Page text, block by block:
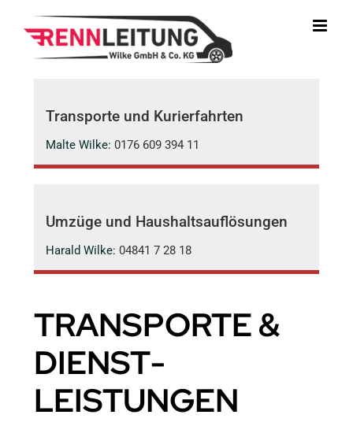
Inhalt
springen
Transporte und Kurierfahrten
Malte Wilke: 0176 609 394 11
Umzüge und Haushaltsauflösungen
Harald Wilke: 04841 7 28 18
TRANSPORTE &
DIENST­
LEISTUNGEN